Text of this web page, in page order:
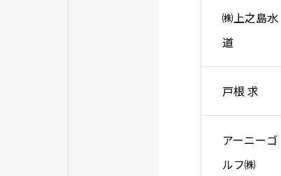
㈱上之島水
道
戸根 求
アーニーゴ
ルフ㈱